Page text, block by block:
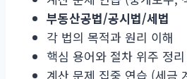
부동산공법/공시법/세법
각 법의 목적과 원리 이해
핵심 용어와 절차 위주 정리
계산 문제 집중 연습 (세금